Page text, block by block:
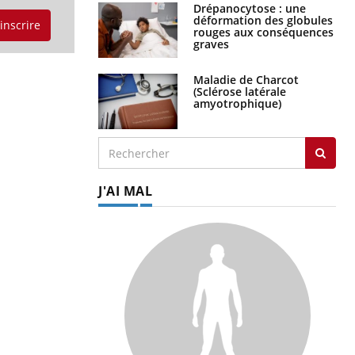
Drépanocytose : une
déformation des globules
rouges aux conséquences
graves
Maladie de Charcot
(Sclérose latérale
amyotrophique)
J'AI MAL